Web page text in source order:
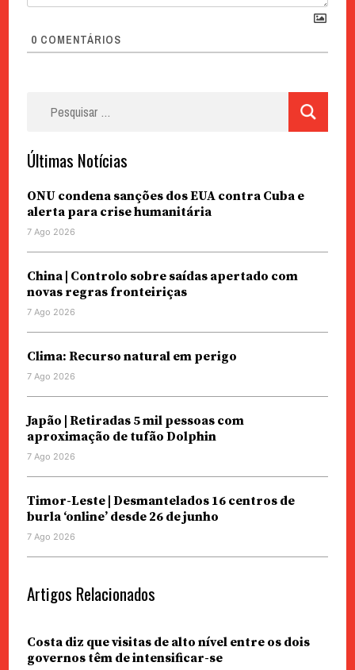
0 COMENTÁRIOS
Últimas Notícias
ONU condena sanções dos EUA contra Cuba e
alerta para crise humanitária
7 Ago 2026
China | Controlo sobre saídas apertado com
novas regras fronteiriças
7 Ago 2026
Clima: Recurso natural em perigo
7 Ago 2026
Japão | Retiradas 5 mil pessoas com
aproximação de tufão Dolphin
7 Ago 2026
Timor-Leste | Desmantelados 16 centros de
burla ‘online’ desde 26 de junho
7 Ago 2026
Artigos Relacionados
Costa diz que visitas de alto nível entre os dois
governos têm de intensificar-se